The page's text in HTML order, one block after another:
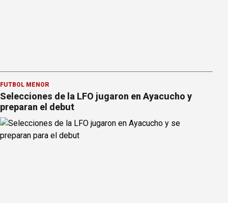
FÚTBOL MENOR
Selecciones de la LFO jugaron en Ayacucho y
preparan el debut